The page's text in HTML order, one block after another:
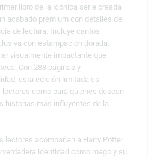
libro de la icónica serie creada
acabado premium con detalles de
de lectura. Incluye cantos
con estampación dorada,
visualmente impactante que
Con 288 páginas y
esta edición limitada es
como para quienes desean
historias más influyentes de la
lectores acompañan a Harry Potter
identidad como mago y su